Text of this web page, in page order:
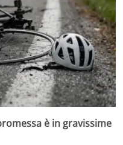
è in gravissime